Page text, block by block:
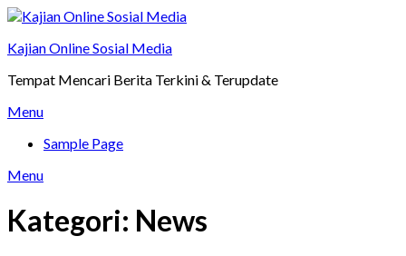
Skip
content
Kajian Online Sosial Media
Tempat Mencari Berita Terkini & Terupdate
Menu
Sample Page
Menu
Kategori: News